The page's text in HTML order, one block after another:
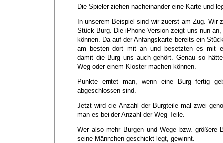
Die Spieler ziehen nacheinander eine Karte und
In unserem Beispiel sind wir zuerst am Zug. Wir
Stück Burg. Die iPhone-Version zeigt uns nun
können. Da auf der Anfangskarte bereits ein
am besten dort mit an und besetzten es mit
damit die Burg uns auch gehört. Genau so
Weg oder einem Kloster machen können.
Punkte erntet man, wenn eine Burg fertig
abgeschlossen sind.
Jetzt wird die Anzahl der Burgteile mal zwei
man es bei der Anzahl der Weg Teile.
Wer also mehr Burgen und Wege bzw. größere
seine Männchen geschickt legt, gewinnt.